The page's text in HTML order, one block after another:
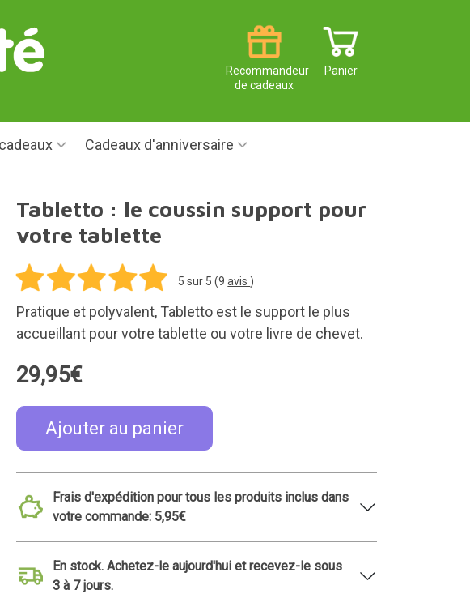
Panier
Recommandeur
de cadeaux
Cadeaux d'anniversaire
Tabletto : le coussin support pour
votre tablette
5 sur 5 (9 avis )
Pratique et polyvalent, Tabletto est le support le plus
accueillant pour votre tablette ou votre livre de chevet.
29,95€
Ajouter au panier
Frais d'expédition pour tous les produits inclus dans
votre commande: 5,95€
En stock. Achetez-le aujourd'hui et recevez-le sous
3 à 7 jours.